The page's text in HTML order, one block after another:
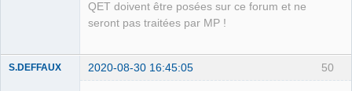
QET doivent être posées sur ce forum et ne
seront pas traitées par MP !
50
S.DEFFAUX 2020-08-30 16:45:05